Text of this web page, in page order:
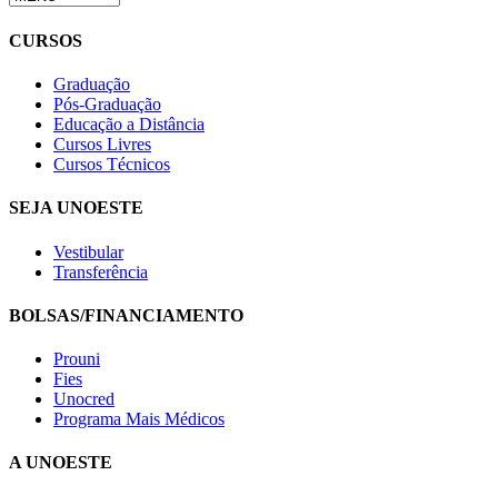
CURSOS
Graduação
Pós-Graduação
Educação a Distância
Cursos Livres
Cursos Técnicos
SEJA UNOESTE
Vestibular
Transferência
BOLSAS/FINANCIAMENTO
Prouni
Fies
Unocred
Programa Mais Médicos
A UNOESTE